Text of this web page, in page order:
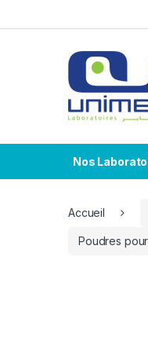
to
to
Nos
Accueil
Poudres